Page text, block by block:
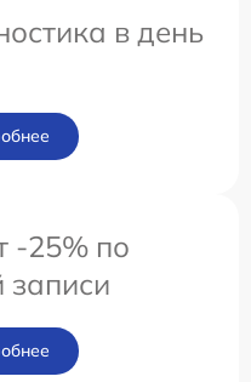
в день
-25% по
записи